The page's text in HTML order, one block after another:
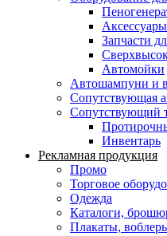
Запчасти
Автомойки
Автошампуни и
Сопутствующая
Сопутствующий
Инвентарь
Рекламная продукция
Промо
Торговое
Одежда
Каталоги,
Плакаты,